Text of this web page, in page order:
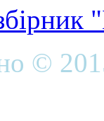
©